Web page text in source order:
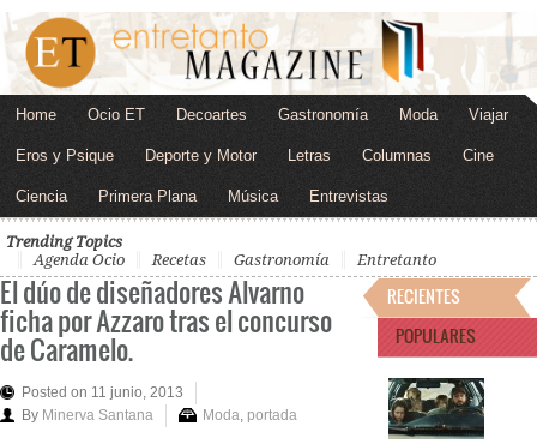
Home Ocio ET Decoartes Gastronomía Moda Viajar
Eros y Psique Deporte y Motor Letras Columnas Cine
Ciencia Primera Plana Música Entrevistas
Trending Topics
Agenda Ocio
Recetas Gastronomía Entretanto
El dúo de diseñadores Alvarno
ficha por Azzaro tras el concurso
de Caramelo.
Posted on 11 junio, 2013
By Minerva Santana Moda portada
RECIENTES
POPULARES